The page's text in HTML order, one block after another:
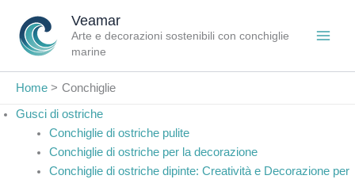
contenuto
Veamar
Arte e decorazioni sostenibili con conchiglie
marine
Home Conchiglie
Gusci di ostriche
Conchiglie di ostriche pulite
Conchiglie di ostriche per la decorazione
Conchiglie di ostriche dipinte: Creatività e Decorazione per